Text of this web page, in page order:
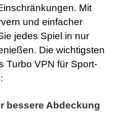
Mit
und einfacher
jedes Spiel in nur
Die wichtigsten
Turbo VPN für Sport-
bessere Abdeckung